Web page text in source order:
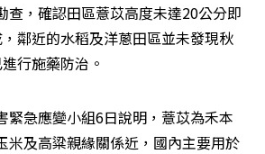
查，確認田區薏苡高度未達20公分即
鄰近的水稻及洋蔥田區並未發現秋
行施藥防治。
緊急應變小組6日說明，薏苡為禾本
米及高粱親緣關係近，國內主要用於